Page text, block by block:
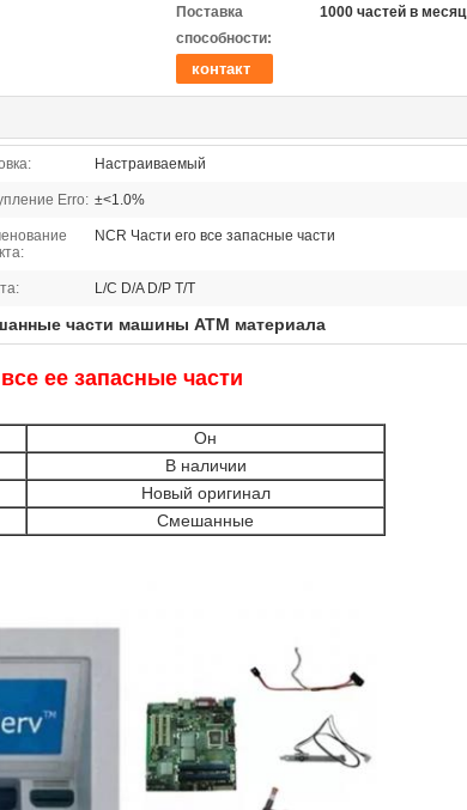
Поставка
способности:
1000 частей в месяц
контакт
Настраиваемый
Erro: ±<1.0%
NCR Части его все запасные части
L/C D/A D/P T/T
части машины ATM материала
ее запасные части
Он
В наличии
Новый оригинал
Смешанные